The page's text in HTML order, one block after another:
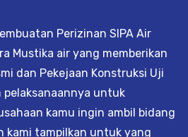
Perizinan SIPA Air
Mustika air yang memberikan
dan Pekejaan Konstruksi Uji
pelaksanaannya untuk
kamu ingin ambil bidang
kami tampilkan untuk yang